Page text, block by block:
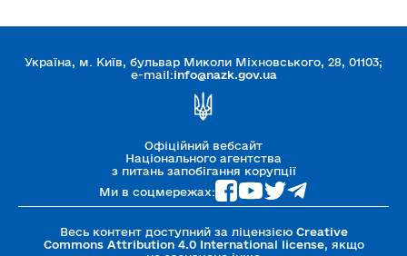
Україна, м. Київ, бульвар Миколи Міхновського, 28, 01103;
e-mail:info@nazk.gov.ua
Офіційний вебсайт
Національного агентства
з питань запобігання корупції
Ми в соцмережах:
Весь контент доступний за ліцензією Creative
Commons Attribution 4.0 International license, якщо